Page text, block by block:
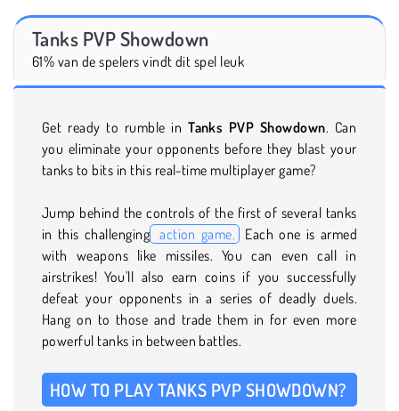
Tanks PVP Showdown
61% van de spelers vindt dit spel leuk
Get ready to rumble inTanks PVP Showdown. Can
you eliminate your opponents before they blast your
tanks to bits in this real-time multiplayer game?
Jump behind the controls of the first of several tanks
in this challenging action game.
Each one is armed
with weapons like missiles. You can even call in
airstrikes! You'll also earn coins if you successfully
defeat your opponents in a series of deadly duels.
Hang on to those and trade them in for even more
powerful tanks in between battles.
HOW TO PLAY TANKS PVP SHOWDOWN?